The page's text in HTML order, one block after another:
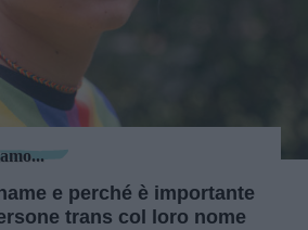
e perché è importante
trans col loro nome